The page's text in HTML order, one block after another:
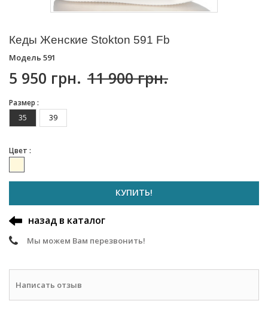
Кеды Женские Stokton 591 Fb
Модель 591
5 950 грн. 11 900 грн.
Размер :
35
39
Цвет :
КУПИТЬ!
назад в каталог
Мы можем Вам перезвонить!
Написать отзыв